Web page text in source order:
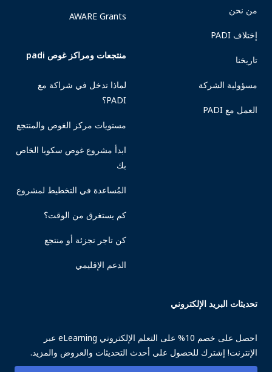
من نحن
إختلاف PADI
تاريخنا
مسؤولية الشركة
العمل مع PADI
AWARE Grants
منتجعات ومراكز غوص padi
لماذا تدخل في شراكة مع
PADI؟
مستويات مركز الغوص والمنتجع
ابدأ مشروع غوص سكوبا الخاص
بك
المُساعدة في التخطيط لمشروع
كم يستغرق من الوقت؟
كن تاجر تجزئة أو منتجع
الدعم الإقليمي
تحديثات البريد الإلكتروني
احصل على خصم 10% على التعلم الإلكتروني eLearning عبر
الإنترنت! إشترك للحصول على أحدث التحديثات والعروض والمزيد.